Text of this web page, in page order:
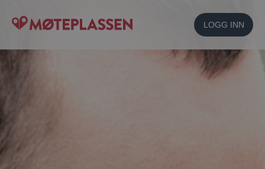
LOGG INN